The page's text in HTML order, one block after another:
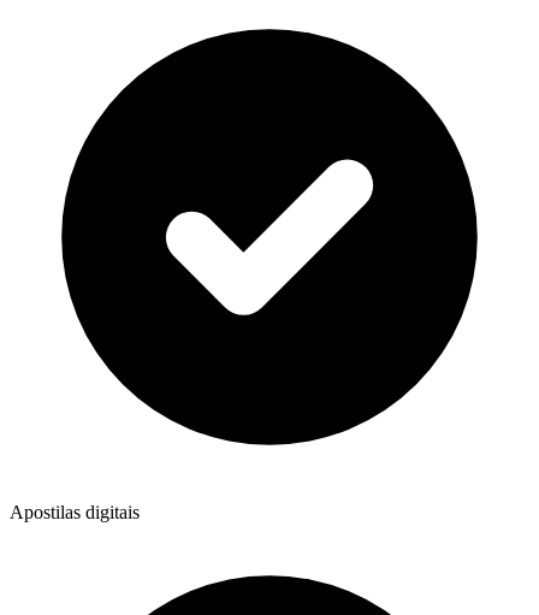
Apostilas digitais